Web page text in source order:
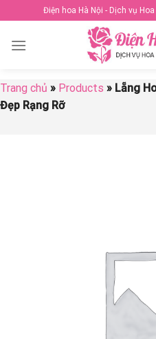
to
content
Điện hoa Hà Nội - Dịch vụ
Trang chủ » Products » Lẵng
Đẹp Rạng Rỡ